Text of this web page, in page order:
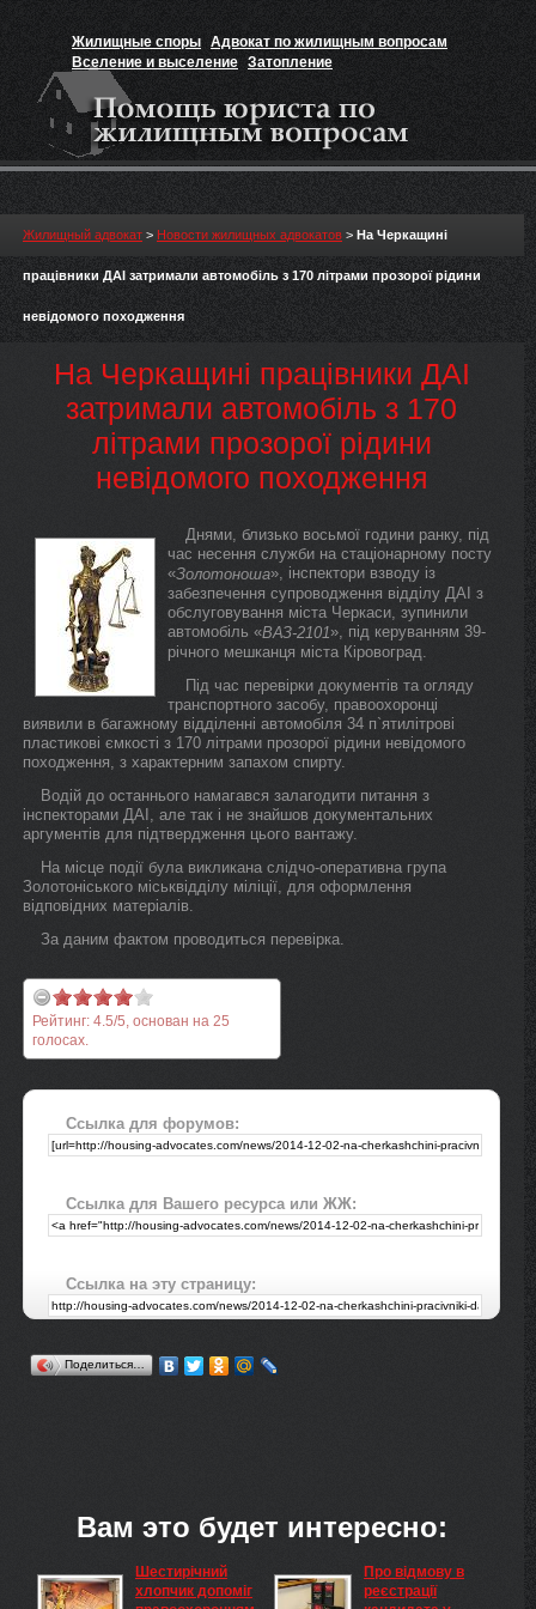
Жилищные споры Адвокат по жилищным вопросам
Вселение и выселение Затопление
Признание прав на жильё
Жилищный адвокат > Новости жилищных адвокатов > На Черкащині
працівники ДАІ затримали автомобіль з 170 літрами прозорої рідини
невідомого походження
На Черкащині працівники ДАІ
затримали автомобіль з 170
літрами прозорої рідини
невідомого походження
Днями, близько восьмої години ранку, під
час несення служби на стаціонарному посту
«Золотоноша», інспектори взводу із
забезпечення супроводження відділу ДАІ з
обслуговування міста Черкаси, зупинили
автомобіль «ВАЗ-2101», під керуванням 39-
річного мешканця міста Кіровоград.
Під час перевірки документів та огляду
транспортного засобу, правоохоронці
виявили в багажному відділенні автомобіля 34 п`ятилітрові
пластикові ємкості з 170 літрами прозорої рідини невідомого
походження, з характерним запахом спирту.
Водій до останнього намагався залагодити питання з
інспекторами ДАІ, але так і не знайшов документальних
аргументів для підтвердження цього вантажу.
На місце події була викликана слідчо-оперативна група
Золотоніського міськвідділу міліції, для оформлення
відповідних матеріалів.
За даним фактом проводиться перевірка.
Рейтинг: 4.5/5, основан на 25
голосах.
Ссылка для форумов:
Ссылка для Вашего ресурса или ЖЖ:
Ссылка на эту страницу:
Поделиться…
Вам это будет интересно:
Шестирічний
хлопчик допоміг
Про відмову в
реєстрації